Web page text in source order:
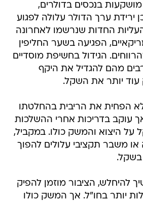
בנכסים בדולרים,
ירידת ערך הדולר עלולה לפגוע
החדות שנרשמו לאחרונה
הפגיעה בשער החליפין
הגידול בחשיפת מוסדיים
מהם להגדיל את היקף
עוד יותר את השקל.
הפחית את הריבית בהחלטתו
עוקב בדריכות אחרי ההשלכות
היצוא והמשק כולו. במקביל,
משבר תקציבי עלולים להפוך
בשקל.
להיחלש, הציבור מוזמן להפיק
יותר בחו"ל. אך המשק כולו